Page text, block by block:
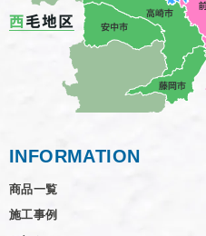
INFORMATION
商品一覧
施工事例